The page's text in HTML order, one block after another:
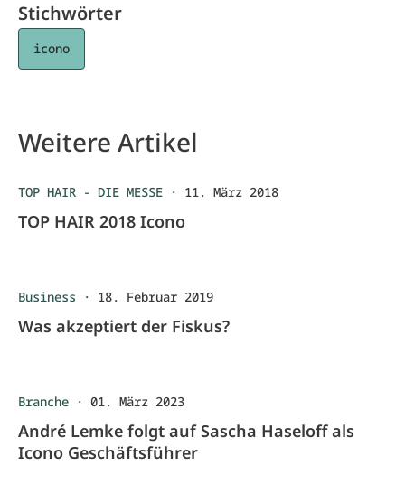
Stichwörter
icono
Weitere Artikel
TOP HAIR - DIE MESSE · 11. März 2018
TOP HAIR 2018 Icono
Business · 18. Februar 2019
Was akzeptiert der Fiskus?
Branche · 01. März 2023
André Lemke folgt auf Sascha Haseloff als
Icono Geschäftsführer